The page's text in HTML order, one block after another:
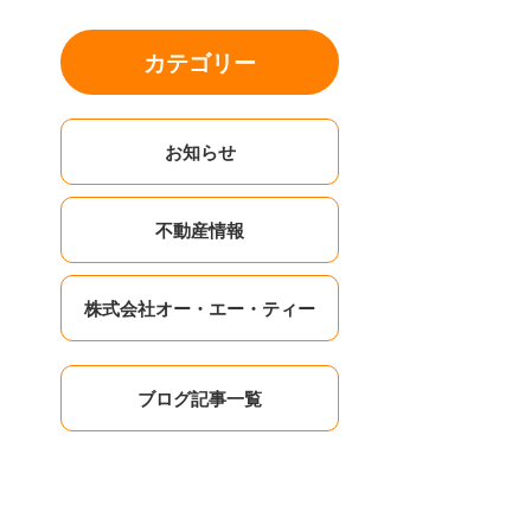
カテゴリー
お知らせ
不動産情報
株式会社オー・エー・ティー
ブログ記事一覧